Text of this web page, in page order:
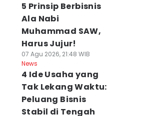
5 Prinsip Berbisnis
Ala Nabi
Muhammad SAW,
Harus Jujur!
07 Agu 2026, 21:48 WIB
News
4 Ide Usaha yang
Tak Lekang Waktu:
Peluang Bisnis
Stabil di Tengah